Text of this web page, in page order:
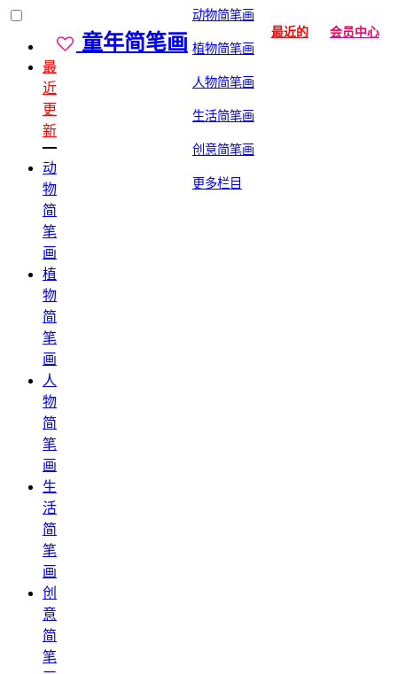
最
近
更
新
动
物
简
笔
画
植
物
简
笔
画
人
物
简
笔
画
生
活
简
笔
画
创
意
简
笔
童年简笔画
动物简笔画
植物简笔画
人物简笔画
生活简笔画
创意简笔画
更多栏目
最近的 会员中心